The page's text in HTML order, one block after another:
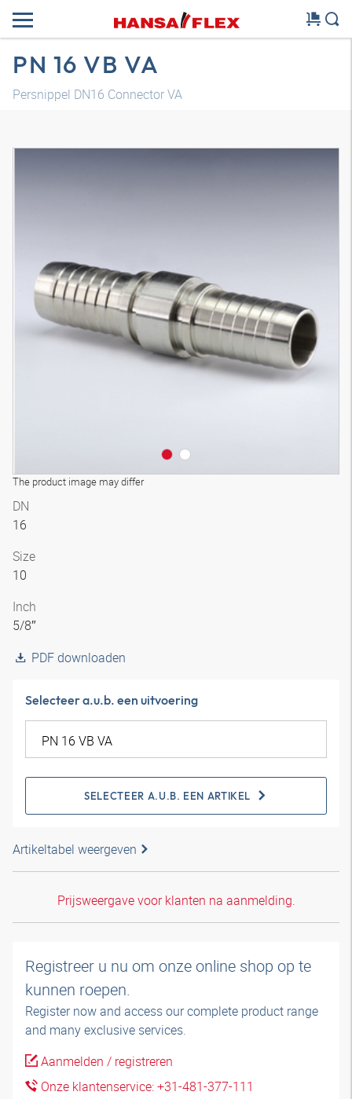
PN 16 VB VA
Persnippel DN16 Connector VA
The product image may differ
DN
16
Size
10
Inch
5/8″
PDF downloaden
Selecteer a.u.b. een uitvoering
SELECTEER A.U.B. EEN ARTIKEL
Artikeltabel weergeven
Prijsweergave voor klanten na aanmelding.
Registreer u nu om onze online shop op te
kunnen roepen.
Register now and access our complete product range
and many exclusive services.
Aanmelden / registreren
Onze klantenservice: +31-481-377-111